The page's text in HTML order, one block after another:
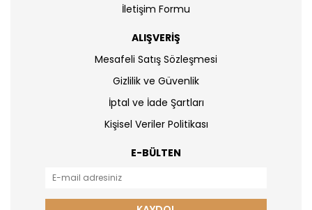
İletişim Formu
ALIŞVERİŞ
Mesafeli Satış Sözleşmesi
Gizlilik ve Güvenlik
İptal ve İade Şartları
Kişisel Veriler Politikası
E-BÜLTEN